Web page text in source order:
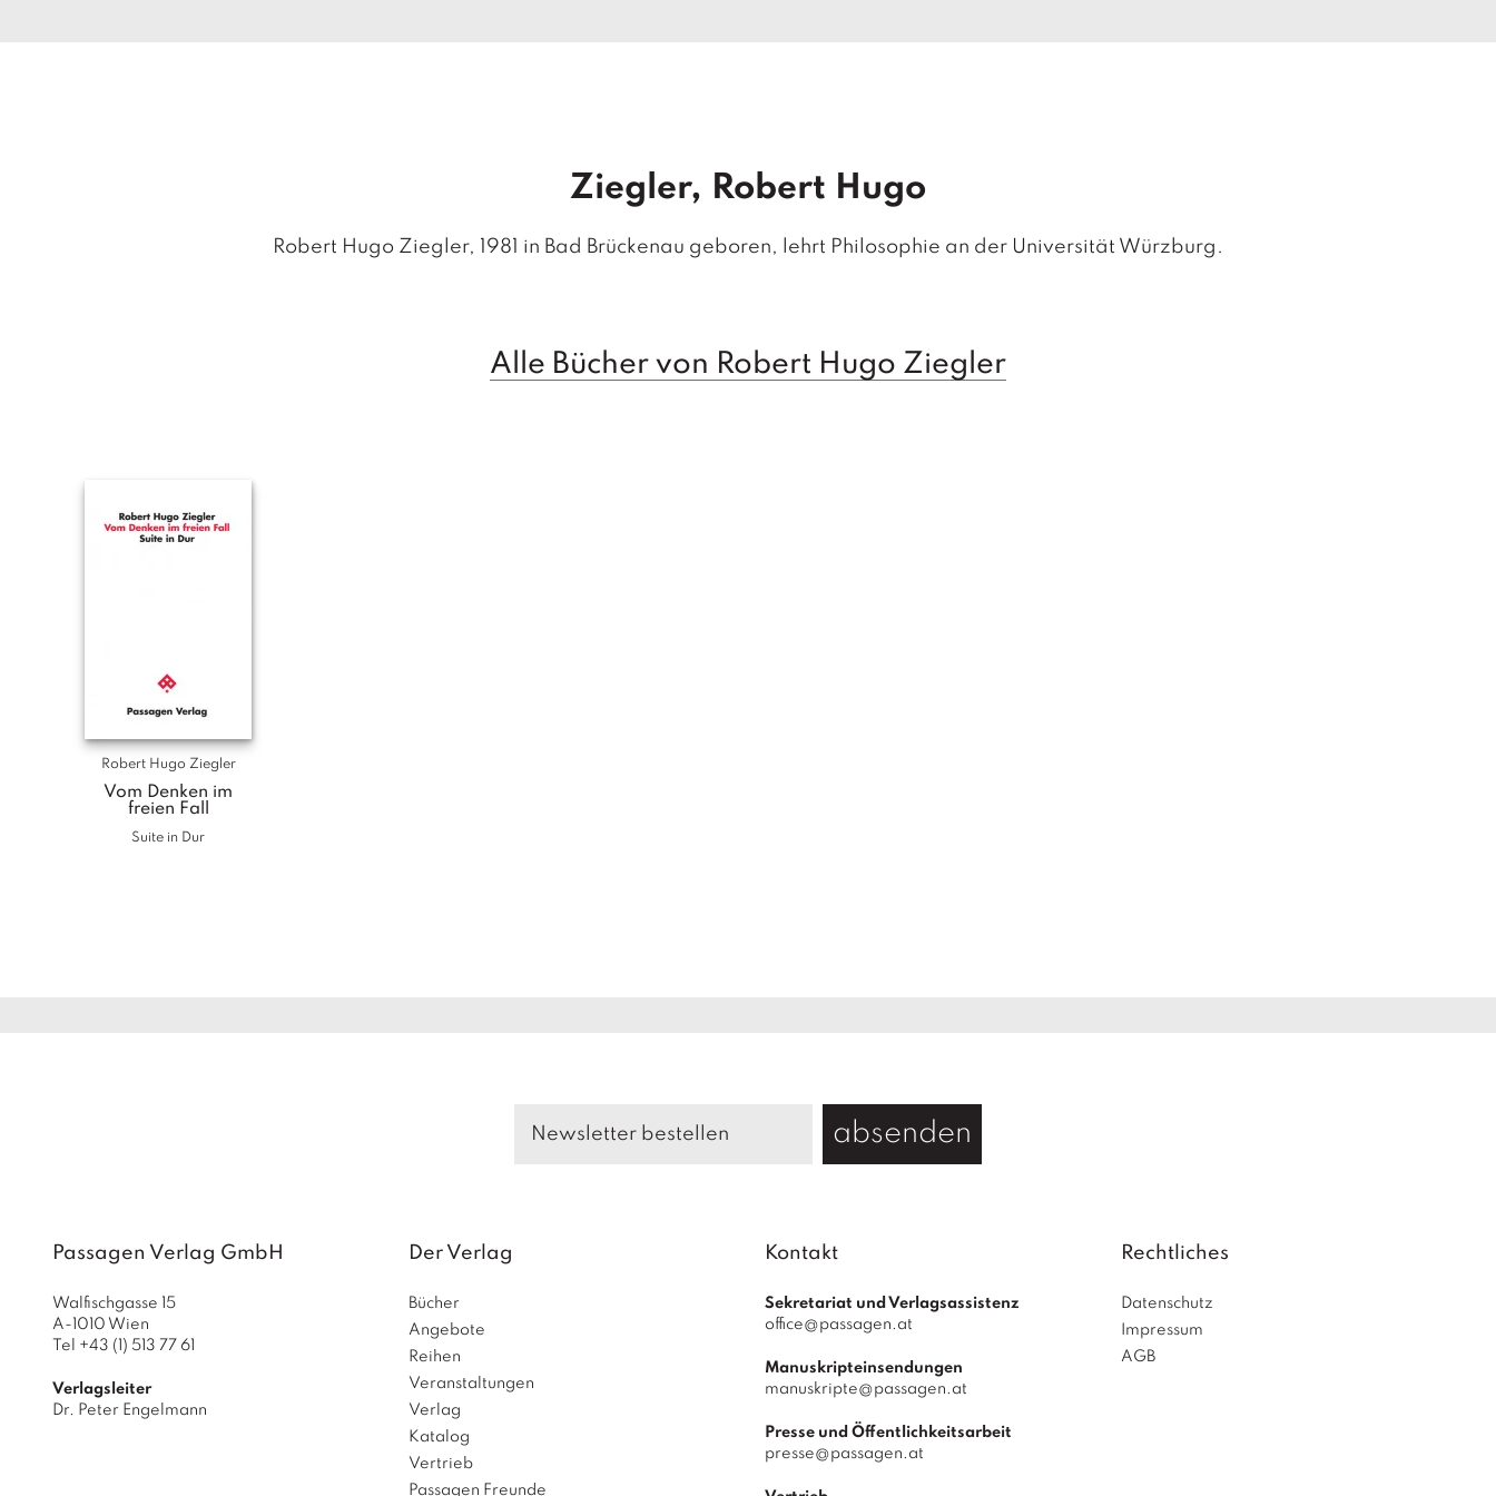
Ziegler, Robert Hugo
Robert Hugo Ziegler, 1981 in Bad Brückenau geboren, lehrt Philosophie an der Universität Würzburg.
Alle Bücher von Robert Hugo Ziegler
Robert Hugo Ziegler
Vom Denken im
freien Fall
Suite in Dur
absenden
Passagen Verlag GmbH
Walfischgasse 15
A-1010 Wien
Tel +43 (1) 513 77 61
Verlagsleiter
Dr. Peter Engelmann
Der Verlag
Bücher
Angebote
Reihen
Veranstaltungen
Verlag
Katalog
Vertrieb
Passagen Freunde
Kontakt
Sekretariat und Verlagsassistenz
office@passagen.at
Manuskripteinsendungen
manuskripte@passagen.at
Presse und Öffentlichkeitsarbeit
presse@passagen.at
Rechtliches
Datenschutz
Impressum
AGB